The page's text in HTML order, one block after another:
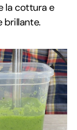
la cottura e
brillante.